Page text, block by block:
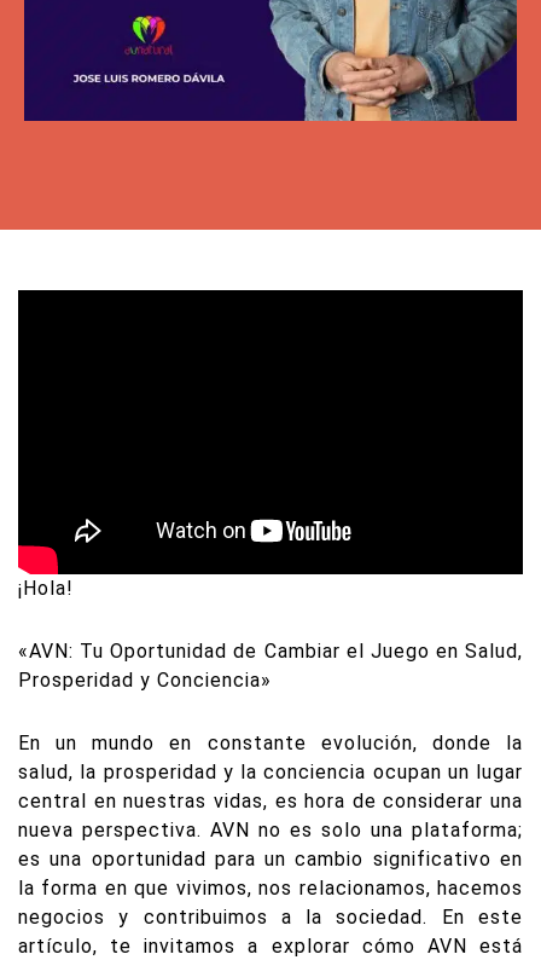
¡Hola!
«AVN: Tu Oportunidad de Cambiar el Juego en Salud,
Prosperidad y Conciencia»
En un mundo en constante evolución, donde la
salud, la prosperidad y la conciencia ocupan un lugar
central en nuestras vidas, es hora de considerar una
nueva perspectiva. AVN no es solo una plataforma;
es una oportunidad para un cambio significativo en
la forma en que vivimos, nos relacionamos, hacemos
negocios y contribuimos a la sociedad. En este
artículo, te invitamos a explorar cómo AVN está